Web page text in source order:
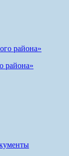
района»